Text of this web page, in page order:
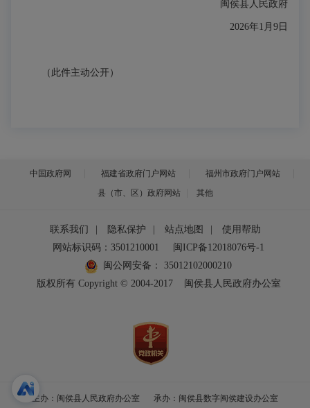
闽侯县人民政府
2026年1月9日
（此件主动公开）
中国政府网 福建省政府门户网站
福州市政府门户网站
县（市、区）政府网站
其他
联系我们 隐私保护 站点地图
使用帮助
网站标识码：3501210001
闽ICP备12018076号-1
闽公网安备：
35012102000210
版权所有 Copyright © 2004-2017
闽侯县人民政府办公室
主办：闽侯县人民政府办公室 承办：闽侯县数字闽侯建设办公室